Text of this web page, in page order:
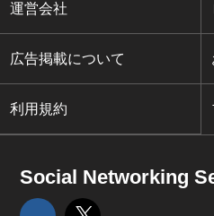
運営会社
広告掲載について
利用規約
Social Networking